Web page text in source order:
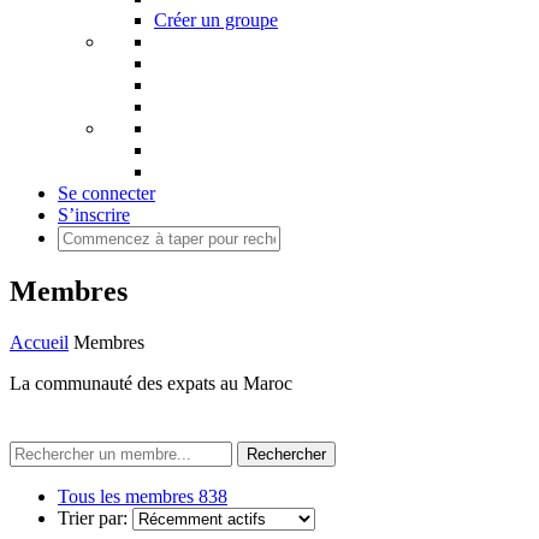
Créer un groupe
Se connecter
S’inscrire
Membres
Accueil Membres
La communauté des expats au Maroc
Tous les membres 838
Trier par: